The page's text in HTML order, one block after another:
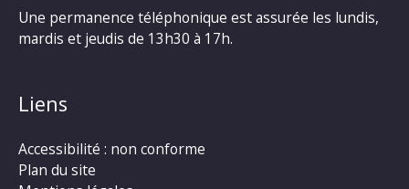
Une permanence téléphonique est assurée les lundis,
mardis et jeudis de 13h30 à 17h.
Liens
Accessibilité : non conforme
Plan du site